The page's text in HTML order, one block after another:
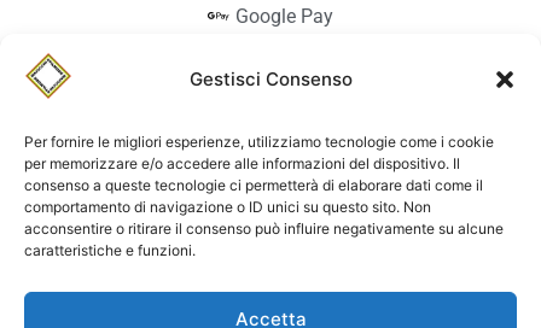
Gestisci Consenso
Per fornire le migliori esperienze, utilizziamo tecnologie come i cookie
per memorizzare e/o accedere alle informazioni del dispositivo. Il
consenso a queste tecnologie ci permetterà di elaborare dati come il
comportamento di navigazione o ID unici su questo sito. Non
acconsentire o ritirare il consenso può influire negativamente su alcune
caratteristiche e funzioni.
Accetta
Google Pay
Pagamento alla consegna
StilmodeMaiocchi
© Stilmode Maiocchi 2026 | P.iva
01942740182